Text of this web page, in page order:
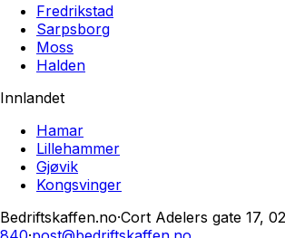
Fredrikstad
Sarpsborg
Moss
Halden
Innlandet
Hamar
Lillehammer
Gjøvik
Kongsvinger
Bedriftskaffen.no·Cort Adelers gate 17,